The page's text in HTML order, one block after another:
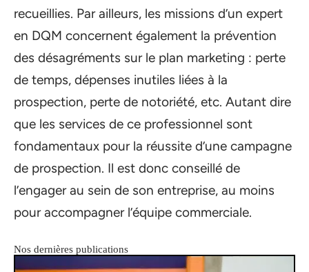
recueillies. Par ailleurs, les missions d’un expert
en DQM concernent également la prévention
des désagréments sur le plan marketing : perte
de temps, dépenses inutiles liées à la
prospection, perte de notoriété, etc. Autant dire
que les services de ce professionnel sont
fondamentaux pour la réussite d’une campagne
de prospection. Il est donc conseillé de
l’engager au sein de son entreprise, au moins
pour accompagner l’équipe commerciale.
Nos dernières publications